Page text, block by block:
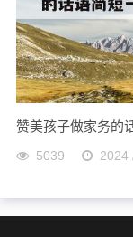
赞美孩子做家务的
5039 2024